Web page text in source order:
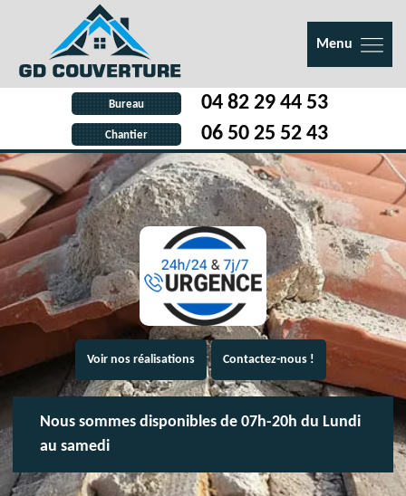
Menu
Bureau 04 82 29 44 53
Chantier 06 50 25 52 43
Voir nos réalisations Contactez-nous !
Nous sommes disponibles de 07h-20h du Lundi
au samedi